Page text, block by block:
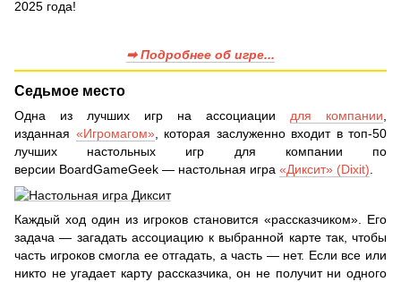
2025 года!
➡ Подробнее об игре...
Седьмое место
Одна из лучших игр на ассоциации для компании,
изданная «Игромагом», которая заслуженно входит в топ-50
лучших настольных игр для компании по
версии BoardGameGeek — настольная игра «Диксит» (Dixit).
Каждый ход один из игроков становится «рассказчиком». Его
задача — загадать ассоциацию к выбранной карте так, чтобы
часть игроков смогла ее отгадать, а часть — нет. Если все или
никто не угадает карту рассказчика, он не получит ни одного